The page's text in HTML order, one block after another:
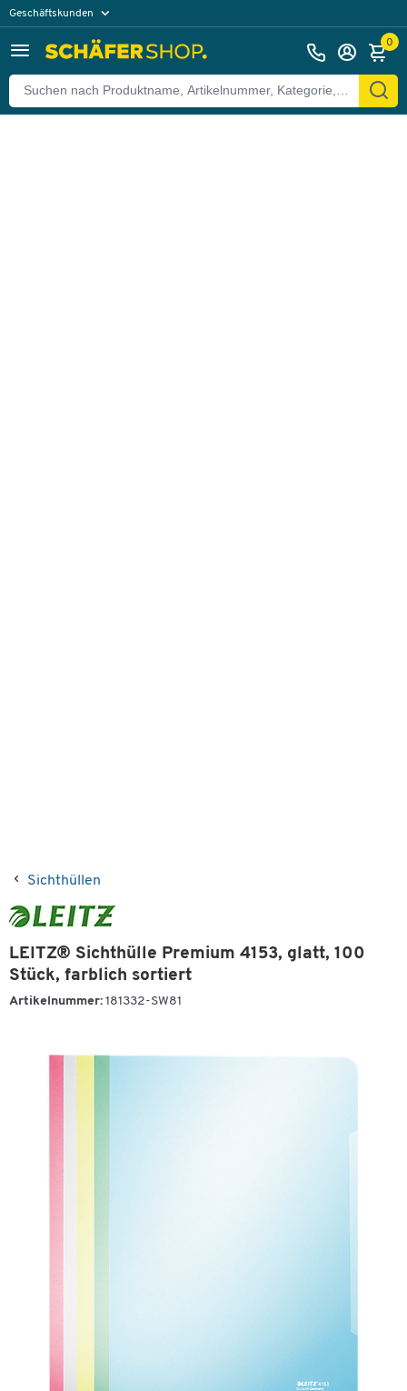
Geschäftskunden
0
Sichthüllen
LEITZ® Sichthülle Premium 4153, glatt, 100
Stück, farblich sortiert
Artikelnummer: 181332-SW81
Zurück